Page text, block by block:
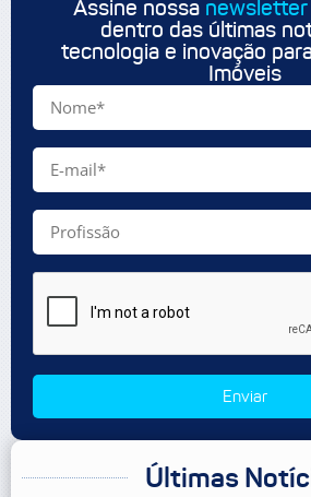
Assine nossa newsletter
dentro das últimas
tecnologia e inovação
Imóveis
Enviar
Últimas